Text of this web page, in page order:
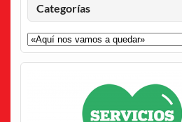
Categorías
Categorías